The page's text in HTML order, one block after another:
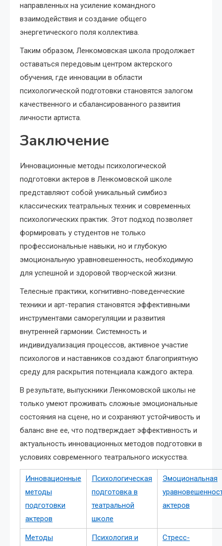
направленных на усиление командного
взаимодействия и создание общего
энергетического поля коллектива.
Таким образом, Ленкомовская школа продолжает
оставаться передовым центром актерского
обучения, где инновации в области
психологической подготовки становятся залогом
качественного и сбалансированного развития
личности артиста.
Заключение
Инновационные методы психологической
подготовки актеров в Ленкомовской школе
представляют собой уникальный симбиоз
классических театральных техник и современных
психологических практик. Этот подход позволяет
формировать у студентов не только
профессиональные навыки, но и глубокую
эмоциональную уравновешенность, необходимую
для успешной и здоровой творческой жизни.
Телесные практики, когнитивно-поведенческие
техники и арт-терапия становятся эффективными
инструментами саморегуляции и развития
внутренней гармонии. Системность и
индивидуализация процессов, активное участие
психологов и наставников создают благоприятную
среду для раскрытия потенциала каждого актера.
В результате, выпускники Ленкомовской школы не
только умеют проживать сложные эмоциональные
состояния на сцене, но и сохраняют устойчивость и
баланс вне ее, что подтверждает эффективность и
актуальность инновационных методов подготовки в
условиях современного театрального искусства.
Инновационные
методы
подготовки
актеров
Психологическая
подготовка в
театральной
школе
Эмоциональная
актеров
Методы
Психология и
Стресс-